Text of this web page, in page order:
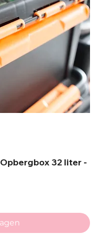
32 liter -